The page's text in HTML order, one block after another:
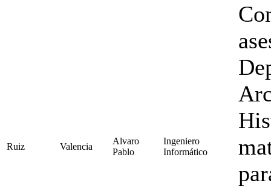
Ruiz Valencia
Alvaro
Pablo
Ingeniero
Informático